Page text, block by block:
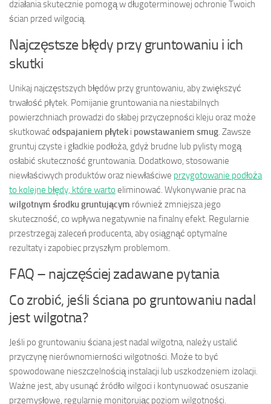
działania skutecznie pomogą w długoterminowej ochronie Twoich
ścian przed wilgocią.
Najczęstsze błędy przy gruntowaniu i ich
skutki
Unikaj najczęstszych błędów przy gruntowaniu, aby zwiększyć
trwałość płytek. Pomijanie gruntowania na niestabilnych
powierzchniach prowadzi do słabej przyczepności kleju oraz może
skutkować odspajaniem płytek i powstawaniem smug . Zawsze
gruntuj czyste i gładkie podłoża, gdyż brudne lub pylisty mogą
osłabić skuteczność gruntowania. Dodatkowo, stosowanie
niewłaściwych produktów oraz niewłaściwe przygotowanie podłoża
to kolejne błędy, które warto eliminować. Wykonywanie prac na
wilgotnym środku gruntującym również zmniejsza jego
skuteczność, co wpływa negatywnie na finalny efekt. Regularnie
przestrzegaj zaleceń producenta, aby osiągnąć optymalne
rezultaty i zapobiec przyszłym problemom.
FAQ – najczęściej zadawane pytania
Co zrobić, jeśli ściana po gruntowaniu nadal
jest wilgotna?
Jeśli po gruntowaniu ściana jest nadal wilgotna, należy ustalić
przyczynę nierównomierności wilgotności. Może to być
spowodowane nieszczelnością instalacji lub uszkodzeniem izolacji.
Ważne jest, aby usunąć źródło wilgoci i kontynuować osuszanie
przemysłowe, regularnie monitorując poziom wilgotności.